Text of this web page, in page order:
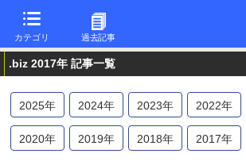
カテゴリ 過去記事
.biz 2017年 記事一覧
2025年 2024年 2023年 2022年
2020年 2019年 2018年 2017年